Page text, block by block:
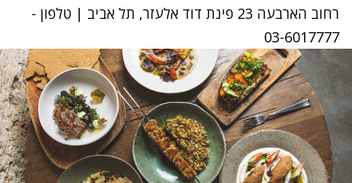
רחוב הארבעה 23 פינת דוד אלעזר, תל אביב | טלפון -
03-6017777